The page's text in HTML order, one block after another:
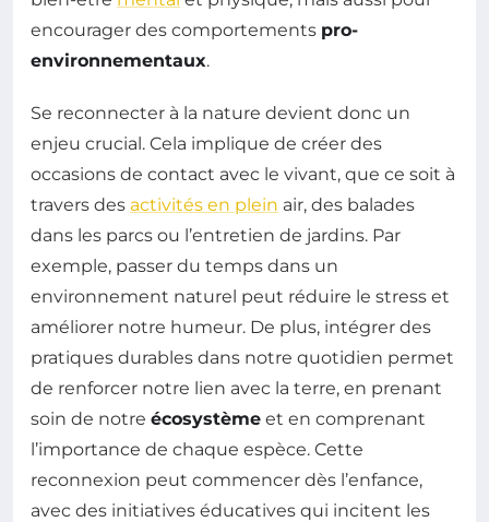
encourager des comportements pro-
environnementaux.
Se reconnecter à la nature devient donc un
enjeu crucial. Cela implique de créer des
occasions de contact avec le vivant, que ce soit à
travers des activités en plein air, des balades
dans les parcs ou l’entretien de jardins. Par
exemple, passer du temps dans un
environnement naturel peut réduire le stress et
améliorer notre humeur. De plus, intégrer des
pratiques durables dans notre quotidien permet
de renforcer notre lien avec la terre, en prenant
soin de notre écosystème et en comprenant
l’importance de chaque espèce. Cette
reconnexion peut commencer dès l’enfance,
avec des initiatives éducatives qui incitent les